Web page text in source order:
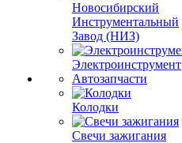
Новосибирский
Инструментальный
Завод (НИЗ)
Электроинструмент
Автозапчасти
Колодки
Свечи зажигания